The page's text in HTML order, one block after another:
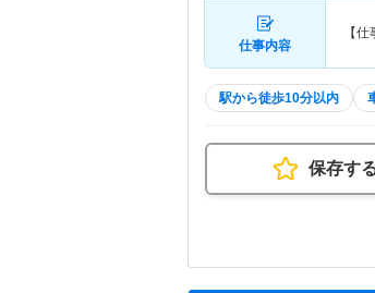
仕事内容
【
駅から徒歩10分以内
保存す